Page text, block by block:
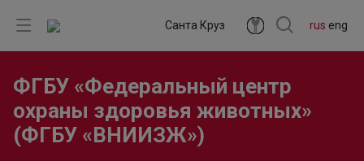
rus eng
Санта Круз
ФГБУ «Федеральный центр
охраны здоровья животных»
(ФГБУ «ВНИИЗЖ»)